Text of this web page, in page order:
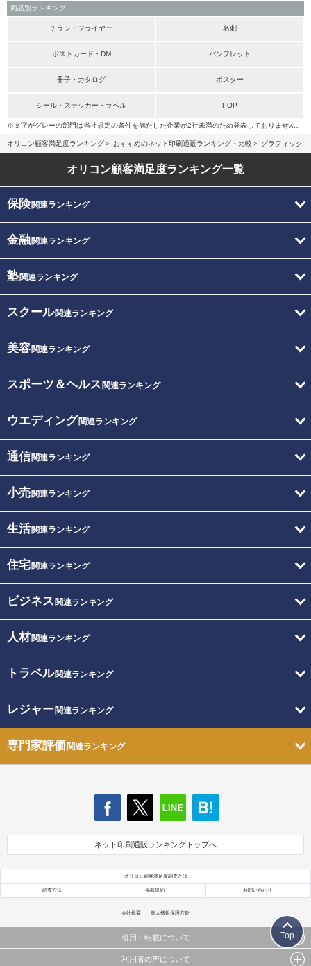
商品別ランキング
チラシ・フライヤー 名刺
ポストカード・DM パンフレット
冊子・カタログ ポスター
シール・ステッカー・ラベル POP
※文字がグレーの部門は当社規定の条件を満たした企業が2社未満のため発表しておりません。
オリコン顧客満足度ランキング おすすめのネット印刷通販ランキング・比較 グラフィック
オリコン顧客満足度ランキング一覧
保険関連ランキング
金融関連ランキング
塾関連ランキング
スクール関連ランキング
美容関連ランキング
スポーツ＆ヘルス 関連ランキング
ウエディング関連ランキング
通信関連ランキング
小売関連ランキング
生活関連ランキング
住宅関連ランキング
ビジネス 関連ランキング
人材関連ランキング
トラベル関連ランキング
レジャー関連ランキング
専門家評価関連ランキング
ネット印刷通販ランキングトップへ
オリコン顧客満足度調査とは
調査方法 掲載規約 お問い合わせ
会社概要 個人情報保護方針
引用・転載について
当サイトで公開されている情報（文字、写真、イラスト、画像データ等）及びこれらの配置・
利用者の声について
Top